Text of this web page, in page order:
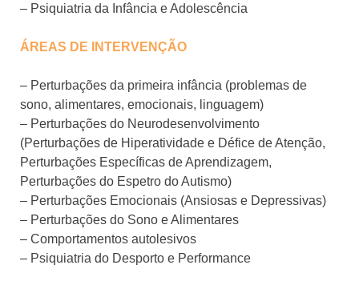
– Psiquiatria da Infância e Adolescência
ÁREAS DE INTERVENÇÃO
– Perturbações da primeira infância (problemas de
sono, alimentares, emocionais, linguagem)
– Perturbações do Neurodesenvolvimento
(Perturbações de Hiperatividade e Défice de Atenção,
Perturbações Específicas de Aprendizagem,
Perturbações do Espetro do Autismo)
– Perturbações Emocionais (Ansiosas e Depressivas)
– Perturbações do Sono e Alimentares
– Comportamentos autolesivos
– Psiquiatria do Desporto e Performance